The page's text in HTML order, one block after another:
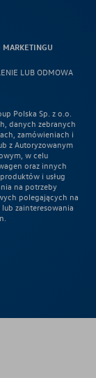
MARKETINGU
LUB ODMOWA
Polska Sp. z o.o.
danych zebranych
zamówieniach i
z Autoryzowanym
w celu
oraz innych
i usług
na potrzeby
polegających na
zainteresowania